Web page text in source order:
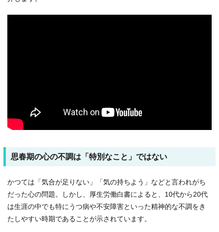
思春期の心の不調は「特別なこと」ではない
かつては「気合が足りない」「気の持ちよう」などと言われがち
だった心の問題。しかし、厚生労働白書によると、10代から20代
は生涯の中でも特にうつ病や不安障害といった精神的な不調をき
たしやすい時期であることが示されています。